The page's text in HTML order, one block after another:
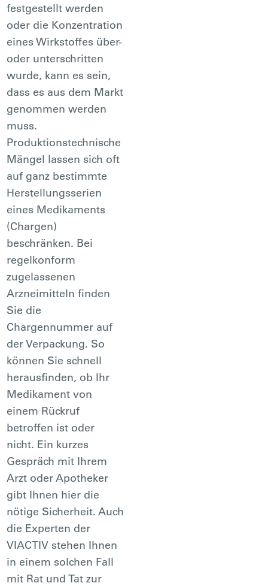
festgestellt werden
oder die Konzentration
eines Wirkstoffes über-
oder unterschritten
wurde, kann es sein,
dass es aus dem Markt
genommen werden
muss.
Produktionstechnische
Mängel lassen sich oft
auf ganz bestimmte
Herstellungsserien
eines Medikaments
(Chargen)
beschränken. Bei
regelkonform
zugelassenen
Arzneimitteln finden
Sie die
Chargennummer auf
der Verpackung. So
können Sie schnell
herausfinden, ob Ihr
Medikament von
einem Rückruf
betroffen ist oder
nicht. Ein kurzes
Gespräch mit Ihrem
Arzt oder Apotheker
gibt Ihnen hier die
nötige Sicherheit. Auch
die Experten der
VIACTIV stehen Ihnen
in einem solchen Fall
mit Rat und Tat zur